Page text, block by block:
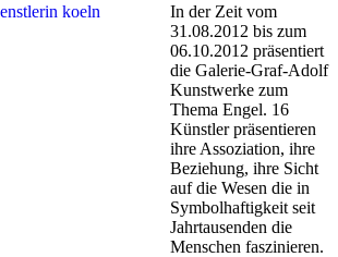
In der Zeit vom
31.08.2012 bis zum
06.10.2012 präsentiert
die Galerie-Graf-Adolf
Kunstwerke zum
Thema Engel. 16
Künstler präsentieren
ihre Assoziation, ihre
Beziehung, ihre Sicht
auf die Wesen die in
Symbolhaftigkeit seit
Jahrtausenden die
Menschen faszinieren.